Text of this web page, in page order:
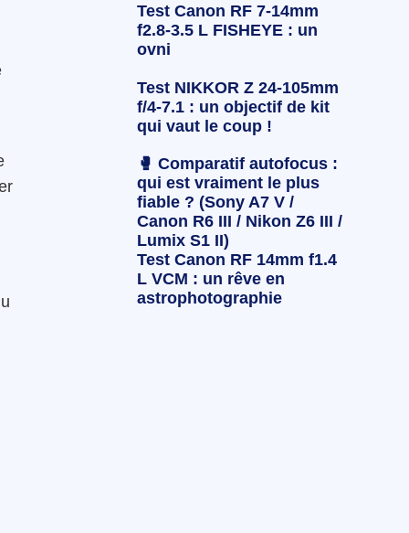
Test Canon RF 7-14mm
f2.8-3.5 L FISHEYE : un
ovni
Test NIKKOR Z 24-105mm
f/4-7.1 : un objectif de kit
qui vaut le coup !
🥊 Comparatif autofocus :
qui est vraiment le plus
fiable ? (Sony A7 V /
Canon R6 III / Nikon Z6 III /
Lumix S1 II)
Test Canon RF 14mm f1.4
L VCM : un rêve en
astrophotographie